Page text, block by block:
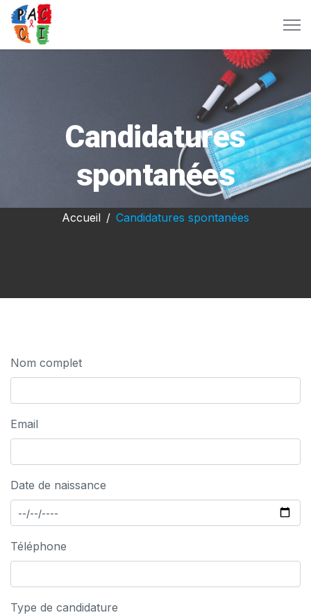
Candidatures
spontanées
Accueil Candidatures spontanées
Nom complet
Email
Date de naissance
Téléphone
Type de candidature